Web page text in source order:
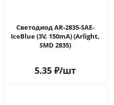
Светодиод AR-2835-SAE-
IceBlue (3V, 150mA) (Arlight,
SMD 2835)
5.35 ₽/шт